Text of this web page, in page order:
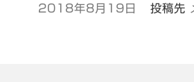
2018年8月19日 投稿先